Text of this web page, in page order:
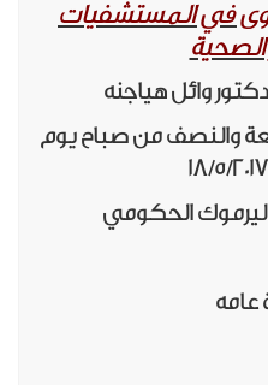
المستشفيات
وائل هياجنه
من صباح يوم
الحكومي